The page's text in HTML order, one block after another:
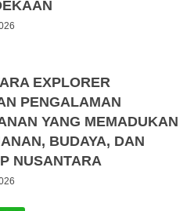
EXPLORER
PENGALAMAN
YANG MEMADUKAN
BUDAYA, DAN
NUSANTARA